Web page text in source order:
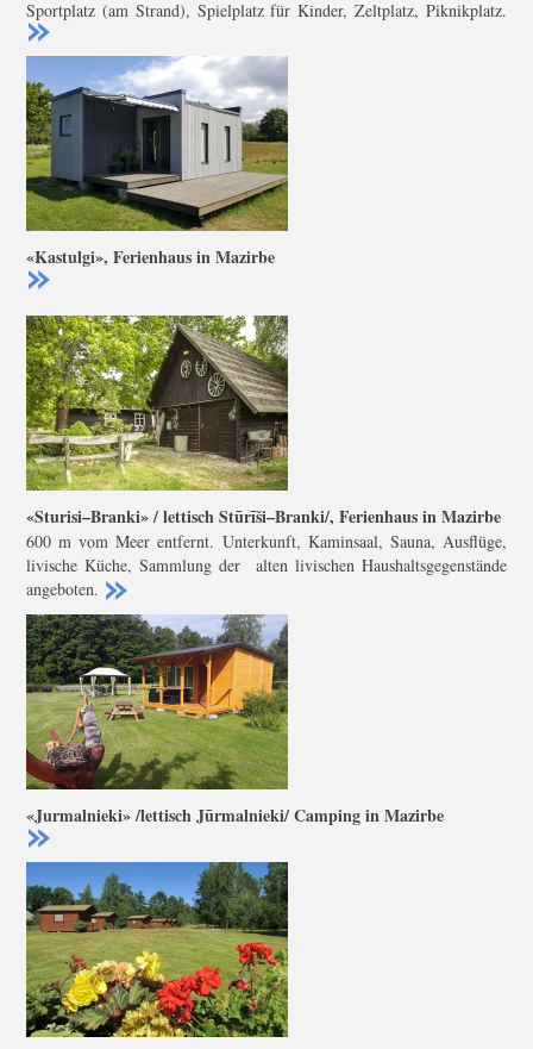
Sportplatz (am Strand), Spielplatz für Kinder, Zeltplatz, Piknikplatz.
«Kastulgi», Ferienhaus in Mazirbe
«Sturisi–Branki» / lettisch Stūrīši–Branki/, Ferienhaus in Mazirbe
600 m vom Meer entfernt. Unterkunft, Kaminsaal, Sauna, Ausflüge,
livische Küche, Sammlung der alten livischen Haushaltsgegenstände
angeboten.
«Jurmalnieki» /lettisch Jūrmalnieki/ Camping in Mazirbe